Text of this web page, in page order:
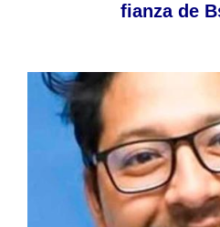
fianza de